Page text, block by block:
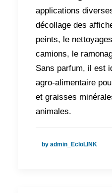
applications
décollage des
peints, le
camions, le
Sans parfum, il est
agro-alimentaire
et graisses
animales.
by admin_EcloLINK